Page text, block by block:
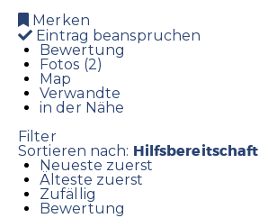
Merken
Eintrag beanspruchen
Bewertung
Fotos (2)
Map
Verwandte
in der Nähe
Filter
Sortieren nach: Hilfsbereitschaft
Neueste zuerst
Älteste zuerst
Zufällig
Bewertung